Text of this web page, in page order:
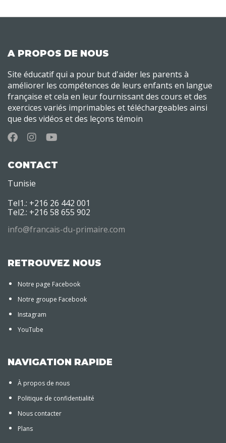
A PROPOS DE NOUS
Site éducatif qui a pour but d'aider les parents à
améliorer les compétences de leurs enfants en langue
française et cela en leur fournissant des cours et des
exercices variés imprimables et téléchargeables ainsi
que des vidéos et des leçons témoin
CONTACT
Tunisie
Tel1.: +216 26 442 001
Tel2.: +216 58 655 902
info@francais-du-primaire.com
RETROUVEZ NOUS
Notre page Facebook
Notre groupe Facebook
Instagram
YouTube
NAVIGATION RAPIDE
À propos de nous
Politique de confidentialité
Nous contacter
Plans